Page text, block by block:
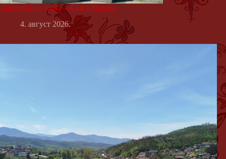
Заштитница жена – Блага Марија
4. август 2026.